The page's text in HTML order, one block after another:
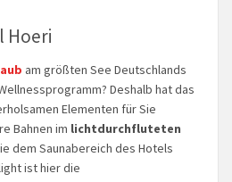
Hoeri
am größten See Deutschlands
Deshalb hat das
Elementen für Sie
Bahnen im lichtdurchfluteten
dem Saunabereich des Hotels
ist hier die